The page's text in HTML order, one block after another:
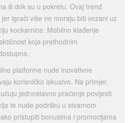
ili dok su u pokretu. Ovaj trend
igrači više ne moraju biti vezani uz
kockarnice. Mobilno klađenje
koja prethodnim
platforme nude inovativne
korisničko iskustvo. Na primjer,
jednostavno praćenje povijesti
te nude podršku u stvarnom
pristupiti bonusima i promocijama